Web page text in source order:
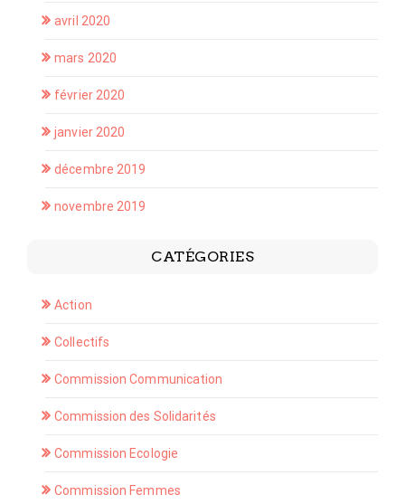
avril 2020
mars 2020
février 2020
janvier 2020
décembre 2019
novembre 2019
CATÉGORIES
Action
Collectifs
Commission Communication
Commission des Solidarités
Commission Ecologie
Commission Femmes